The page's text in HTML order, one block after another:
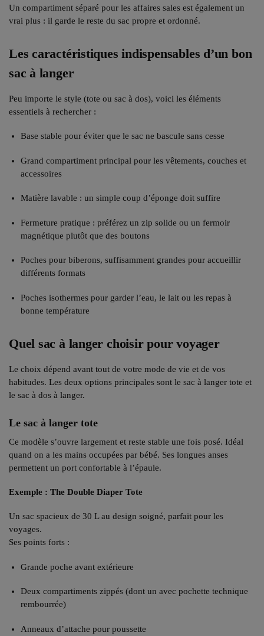
Un compartiment séparé pour les affaires sales est également un
vrai plus : il garde le reste du sac propre et ordonné.
Les caractéristiques indispensables d’un bon
sac à langer
Peu importe le style (tote ou sac à dos), voici les éléments
essentiels à rechercher :
Base stable pour éviter que le sac ne bascule sans cesse
Grand compartiment principal pour les vêtements, couches et
accessoires
Matière lavable : un simple coup d’éponge doit suffire
Fermeture pratique : préférez un zip solide ou un fermoir
magnétique plutôt que des boutons
Poches pour biberons, suffisamment grandes pour accueillir
différents formats
Poches isothermes pour garder l’eau, le lait ou les repas à
bonne température
Quel sac à langer choisir pour voyager
Le choix dépend avant tout de votre mode de vie et de vos
habitudes. Les deux options principales sont le sac à langer tote et
le sac à dos à langer.
Le sac à langer tote
Ce modèle s’ouvre largement et reste stable une fois posé. Idéal
quand on a les mains occupées par bébé. Ses longues anses
permettent un port confortable à l’épaule.
Exemple : The Double Diaper Tote
Un sac spacieux de 30 L au design soigné, parfait pour les
voyages.
Ses points forts :
Grande poche avant extérieure
Deux compartiments zippés (dont un avec pochette technique
rembourrée)
Anneaux d’attache pour poussette